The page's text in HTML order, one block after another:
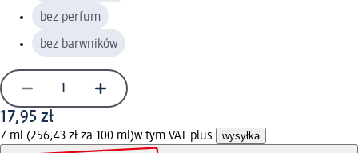
bez perfum
bez barwników
17,95 zł
7 ml (256,43 zł za 100 ml)w tym VAT plus wysyłka